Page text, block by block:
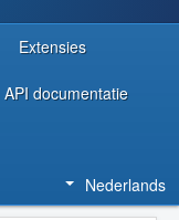
Extensies
API documentatie
Nederlands